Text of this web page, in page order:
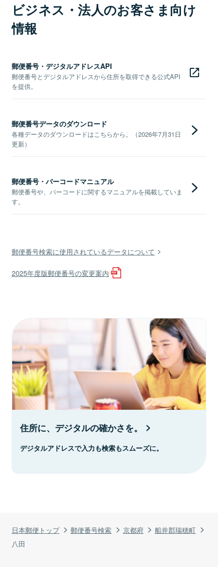
日本郵便トップ 郵便番号検索 京都府
船井郡瑞穂町
八田
ビジネス・法人のお客さま向け
情報
郵便番号・デジタルアドレスAPI
郵便番号とデジタルアドレスから住所を取得できる公式API
を提供。
郵便番号データのダウンロード
各種データのダウンロードはこちらから。（2026年7月31日
更新）
郵便番号・バーコードマニュアル
郵便番号や、バーコードに関するマニュアルを掲載していま
す。
郵便番号検索に使用されているデータについて
2025年度版郵便番号の変更案内
住所に、デジタルの確かさを。
デジタルアドレスで入力も検索もスムーズに。